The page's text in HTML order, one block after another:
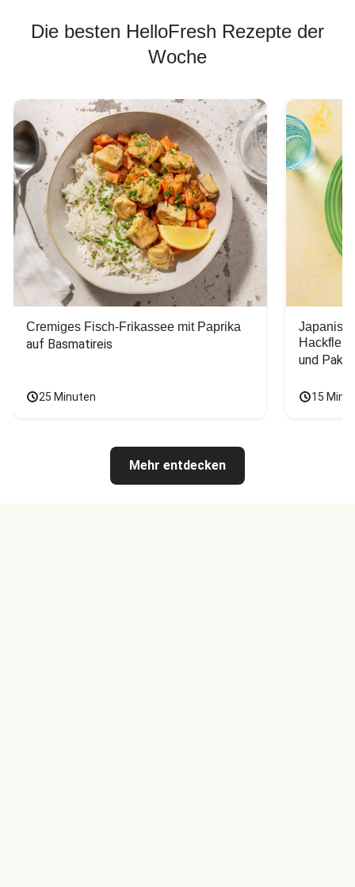
Die besten HelloFresh Rezepte der
Woche
Cremiges Fisch-Frikassee mit Paprika
auf Basmatireis
25 Minuten
und Pak
15
Mehr entdecken